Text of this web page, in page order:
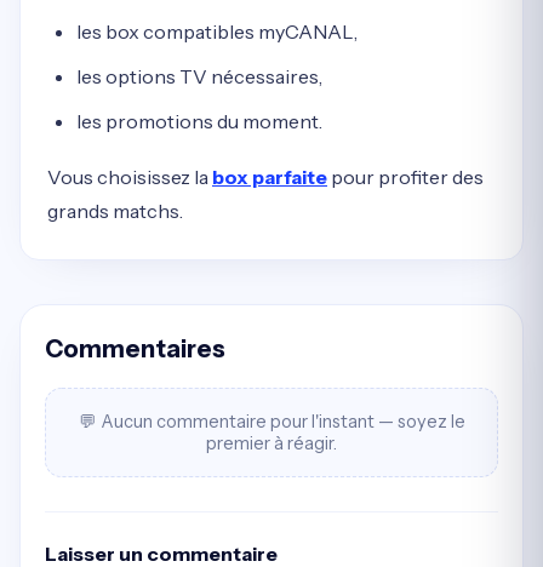
les box compatibles myCANAL,
les options TV nécessaires,
les promotions du moment.
Vous choisissez la box parfaite pour profiter des
grands matchs.
Commentaires
💬 Aucun commentaire pour l'instant — soyez le
premier à réagir.
Laisser un commentaire